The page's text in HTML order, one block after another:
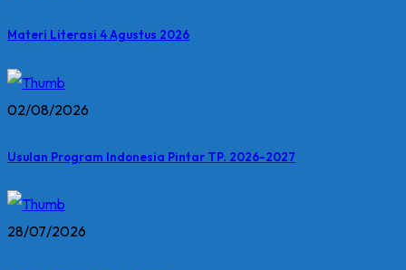
Materi Literasi 4 Agustus 2026
02/08/2026
Usulan Program Indonesia Pintar TP. 2026-2027
28/07/2026